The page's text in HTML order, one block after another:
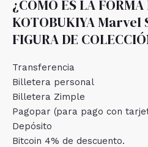
¿CÓMO ES LA FORMA
KOTOBUKIYA
FIGURA DE
Transferencia
Billetera personal
Billetera Zimple
Pagopar (para pago con
Depósito
Bitcoin 4% de descuento.